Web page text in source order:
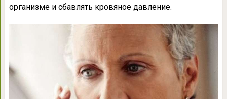
организме и сбавлять кровяное давление.